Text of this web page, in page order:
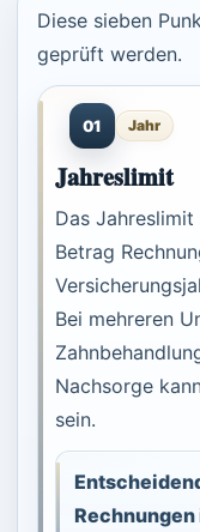
Diese sieben
geprüft werden.
01 Jahr
Jahreslimit
Das
Betrag
Bei mehreren
Nachsorge
sein.